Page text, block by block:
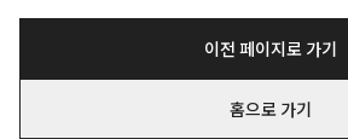
이전 페이지로 가기
홈으로 가기